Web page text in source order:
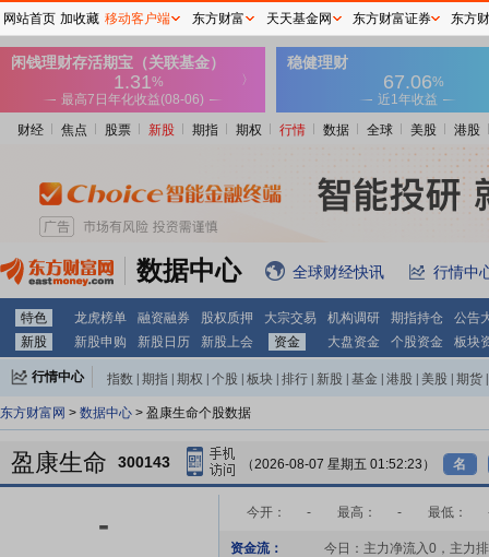
财经 焦点 股票 新股 期指 期权 行情 数据 全球 美股 港股
数据中心 全球财经快讯 行情中
特色 龙虎榜单 融资融券 股权质押 大宗交易 机构调研 期指持仓
公告
新股
新股申购 新股日历 新股上会 资金 大盘资金 个股资金 板块
行情中心 指数 期指 期权 个股 板块 排行 新股 基金 港股 美股 期货
东方财富网 > 数据中心 > 盈康生命个股数据
盈康生命 300143 （2026-08-07 星期五 01:52:23） 名
- 今开： - 最高： - 最低：
资金流： 今日：主力净流入0 ，主力
网站首页 加收藏 移动客户端 东方财富 天天基金网 东方财富证券 东方